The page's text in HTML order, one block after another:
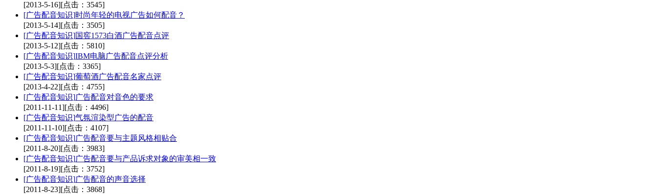
[2013-5-16][点击：3545]
[广告配音知识]时尚年轻的电视广告如何配音？
[2013-5-14][点击：3505]
[广告配音知识]国窖1573白酒广告配音点评
[2013-5-12][点击：5810]
[广告配音知识]IBM电脑广告配音点评分析
[2013-5-3][点击：3365]
[广告配音知识]葡萄酒广告配音名家点评
[2013-4-22][点击：4755]
[广告配音知识]广告配音对音色的要求
[2011-11-11][点击：4496]
[广告配音知识]气氛渲染型广告的配音
[2011-11-10][点击：4107]
[广告配音知识]广告配音要与主题风格相贴合
[2011-8-20][点击：3983]
[广告配音知识]广告配音要与产品诉求对象的审美相一致
[2011-8-19][点击：3752]
[广告配音知识]广告配音的声音选择
[2011-8-23][点击：3868]